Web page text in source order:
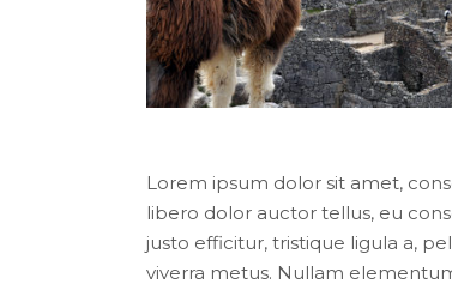
Lorem ipsum dolor sit amet,
libero dolor auctor tellus, eu
justo efficitur, tristique ligula a,
viverra metus. Nullam